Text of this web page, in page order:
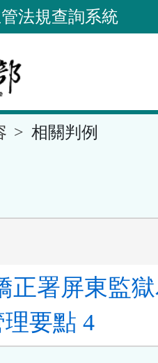
法規查詢系統
相關判例
正署屏東監
要點 4